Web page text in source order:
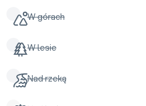
W górach
W lesie
Nad rzeką